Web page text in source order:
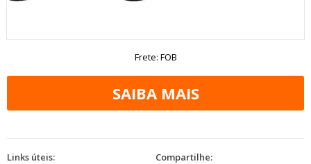
Frete: FOB
Links úteis: Compartilhe: